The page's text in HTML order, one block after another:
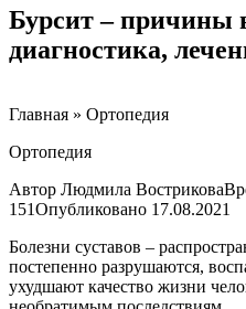
Бурсит – причины
диагностика,
Главная » Ортопедия
Ортопедия
Автор Людмила
151Опубликовано 17.08.2021
Болезни суставов –
постепенно разрушаются,
ухудшают качество жизни